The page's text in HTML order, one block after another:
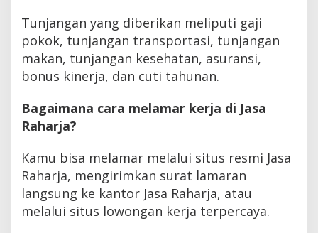
Tunjangan yang diberikan meliputi gaji
pokok, tunjangan transportasi, tunjangan
makan, tunjangan kesehatan, asuransi,
bonus kinerja, dan cuti tahunan.
Bagaimana cara melamar kerja di Jasa
Raharja?
Kamu bisa melamar melalui situs resmi Jasa
Raharja, mengirimkan surat lamaran
langsung ke kantor Jasa Raharja, atau
melalui situs lowongan kerja terpercaya.